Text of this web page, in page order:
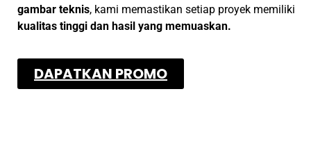
gambar teknis, kami memastikan setiap proyek memiliki
kualitas tinggi dan hasil yang memuaskan.
DAPATKAN PROMO